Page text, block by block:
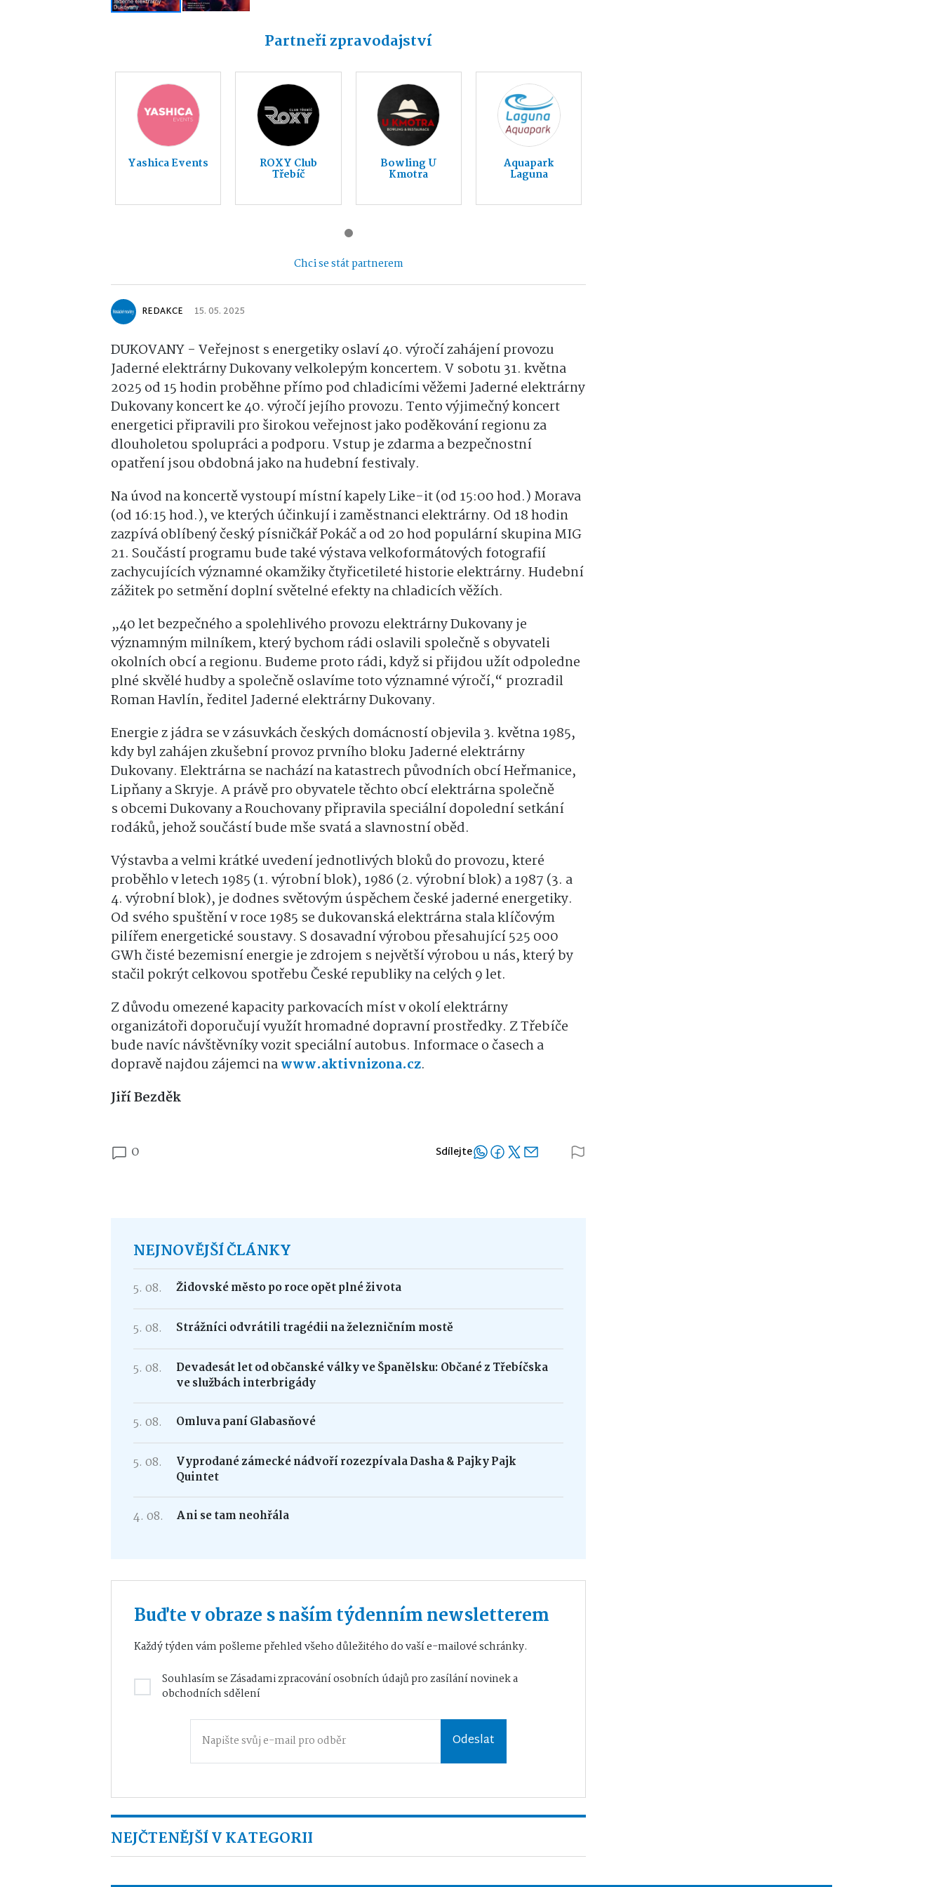
Partneři zpravodajství
Yashica Events ROXY Club
Třebíč
Bowling U
Kmotra
Aquapark
Laguna
Chci se stát partnerem
REDAKCE 15. 05. 2025
DUKOVANY - Veřejnost s energetiky oslaví 40. výročí zahájení provozu
Jaderné elektrárny Dukovany velkolepým koncertem. V sobotu 31. května
2025 od 15 hodin proběhne přímo pod chladicími věžemi Jaderné elektrárny
Dukovany koncert ke 40. výročí jejího provozu. Tento výjimečný koncert
energetici připravili pro širokou veřejnost jako poděkování regionu za
dlouholetou spolupráci a podporu. Vstup je zdarma a bezpečnostní
opatření jsou obdobná jako na hudební festivaly.
Na úvod na koncertě vystoupí místní kapely Like-it (od 15:00 hod.) Morava
(od 16:15 hod.), ve kterých účinkují i zaměstnanci elektrárny. Od 18 hodin
zazpívá oblíbený český písničkář Pokáč a od 20 hod populární skupina MIG
21. Součástí programu bude také výstava velkoformátových fotografií
zachycujících významné okamžiky čtyřicetileté historie elektrárny. Hudební
zážitek po setmění doplní světelné efekty na chladicích věžích.
„40 let bezpečného a spolehlivého provozu elektrárny Dukovany je
významným milníkem, který bychom rádi oslavili společně s obyvateli
okolních obcí a regionu. Budeme proto rádi, když si přijdou užít odpoledne
plné skvělé hudby a společně oslavíme toto významné výročí,“ prozradil
Roman Havlín, ředitel Jaderné elektrárny Dukovany.
Energie z jádra se v zásuvkách českých domácností objevila 3. května 1985,
kdy byl zahájen zkušební provoz prvního bloku Jaderné elektrárny
Dukovany. Elektrárna se nachází na katastrech původních obcí Heřmanice,
Lipňany a Skryje. A právě pro obyvatele těchto obcí elektrárna společně
s obcemi Dukovany a Rouchovany připravila speciální dopolední setkání
rodáků, jehož součástí bude mše svatá a slavnostní oběd.
Výstavba a velmi krátké uvedení jednotlivých bloků do provozu, které
proběhlo v letech 1985 (1. výrobní blok), 1986 (2. výrobní blok) a 1987 (3. a
4. výrobní blok), je dodnes světovým úspěchem české jaderné energetiky.
Od svého spuštění v roce 1985 se dukovanská elektrárna stala klíčovým
pilířem energetické soustavy. S dosavadní výrobou přesahující 525 000
GWh čisté bezemisní energie je zdrojem s největší výrobou u nás, který by
stačil pokrýt celkovou spotřebu České republiky na celých 9 let.
Z důvodu omezené kapacity parkovacích míst v okolí elektrárny
organizátoři doporučují využít hromadné dopravní prostředky. Z Třebíče
bude navíc návštěvníky vozit speciální autobus. Informace o časech a
dopravě najdou zájemci nawww.aktivnizona.cz.
Jiří Bezděk
0 Sdílejte
NEJNOVĚJŠÍ ČLÁNKY
5. 08. Židovské město po roce opět plné života
5. 08. Strážníci odvrátili tragédii na železničním mostě
5. 08.
Devadesát let od občanské války ve Španělsku: Občané z Třebíčska
ve službách interbrigády
5. 08. Omluva paní Glabasňové
5. 08.
Vyprodané zámecké nádvoří rozezpívala Dasha & Pajky Pajk
Quintet
4. 08. Ani se tam neohřála
Buďte v obraze s naším týdenním newsletterem
Každý týden vám pošleme přehled všeho důležitého do vaší e-mailové schránky.
Souhlasím seZásadami zpracování osobních údajůpro zasílání novinek a
obchodních sdělení
Odeslat
NEJČTENĚJŠÍ V KATEGORII